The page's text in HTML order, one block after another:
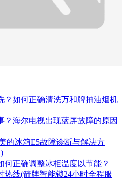
？如何正确清洗万和牌抽油烟机
？海尔电视出现蓝屏故障的原因
的冰箱E5故障诊断与解决方
何正确调整冰柜温度以节能？
热线(箭牌智能锁24小时全程服